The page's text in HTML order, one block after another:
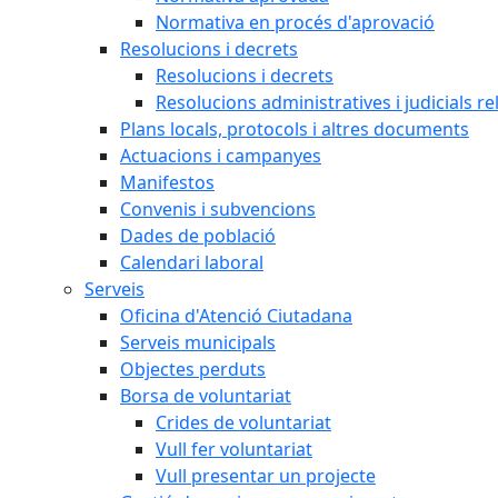
Normativa en procés d'aprovació
Resolucions i decrets
Resolucions i decrets
Resolucions administratives i judicials
Plans locals, protocols i altres documents
Actuacions i campanyes
Manifestos
Convenis i subvencions
Dades de població
Calendari laboral
Serveis
Oficina d'Atenció Ciutadana
Serveis municipals
Objectes perduts
Borsa de voluntariat
Crides de voluntariat
Vull fer voluntariat
Vull presentar un projecte